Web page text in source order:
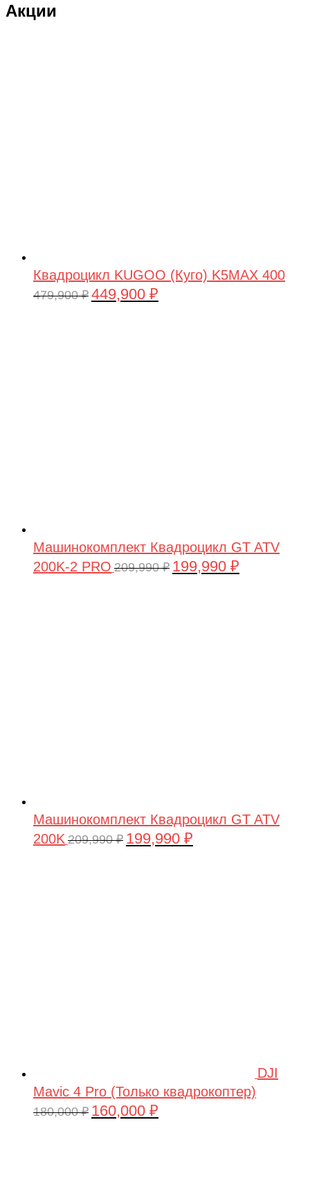
Акции
Квадроцикл KUGOO (Куго) K5MAX 400
479,900₽ Первоначальная
449,900 ₽
Машинокомплект Квадроцикл GT ATV
200K-2 PRO 209,990₽ Первоначальная
199,990 ₽
Машинокомплект Квадроцикл GT ATV
200K 209,990₽ Первоначальная
199,990 ₽
DJI
Mavic 4 Pro (Только квадрокоптер)
180,000₽ Первоначальная
160,000 ₽